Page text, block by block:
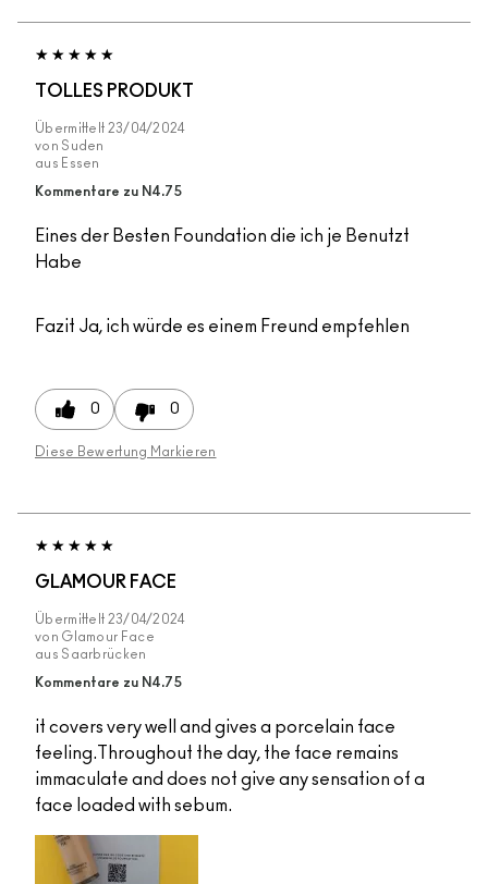
TOLLES PRODUKT
Übermittelt 23/04/2024
von Suden
aus Essen
Kommentare zu N4.75
Eines der Besten Foundation die ich je Benutzt
Habe
Fazit Ja, ich würde es einem Freund empfehlen
0 0
Diese Bewertung Markieren
GLAMOUR FACE
Übermittelt 23/04/2024
von Glamour Face
aus Saarbrücken
Kommentare zu N4.75
it covers very well and gives a porcelain face
feeling.Throughout the day, the face remains
immaculate and does not give any sensation of a
face loaded with sebum.